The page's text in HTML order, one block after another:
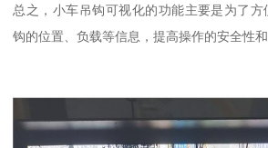
总之，小车吊钩可视化的功能主要是为了
钩的位置、负载等信息，提高操作的安全性和